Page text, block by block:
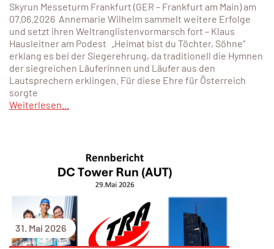
Skyrun Messeturm Frankfurt (GER – Frankfurt am Main) am
07.06.2026 Annemarie Wilhelm sammelt weitere Erfolge
und setzt ihren Weltranglistenvormarsch fort – Klaus
Hausleitner am Podest „Heimat bist du Töchter, Söhne“
erklang es bei der Siegerehrung, da traditionell die Hymnen
der siegreichen Läuferinnen und Läufer aus den
Lautsprechern erklingen. Für diese Ehre für Österreich
sorgte
Weiterlesen...
31. Mai 2026